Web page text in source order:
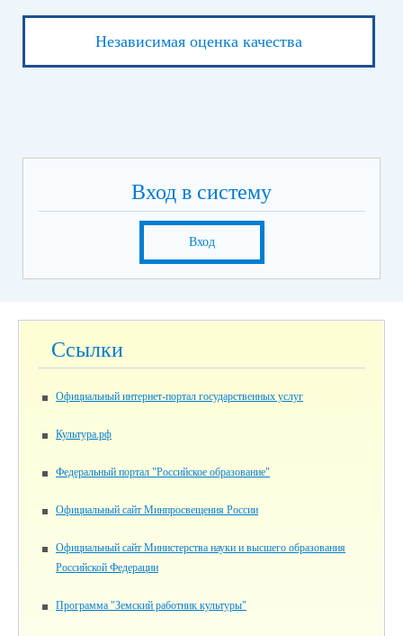
Независимая оценка качества
Вход в систему
Вход
Ссылки
Официальный интернет-портал государственных услуг
Культура.рф
Федеральный портал "Российское образование"
Официальный сайт Минпросвещения России
Официальный сайт Министерства науки и высшего образования
Российской Федерации
Программа "Земский работник культуры"